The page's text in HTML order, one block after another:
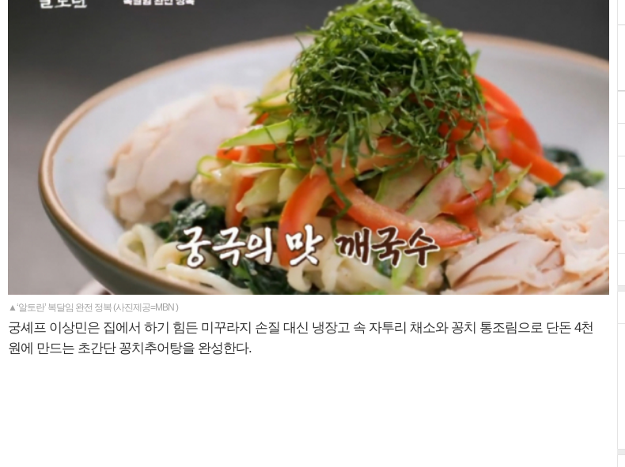
▲‘알토란’ 복달임 완전 정복 (사진제공=MBN )
궁셰프 이상민은 집에서 하기 힘든 미꾸라지 손질 대신 냉장고 속 자투리 채소와 꽁치 통조림으로 단돈 4천
원에 만드는 초간단 꽁치추어탕을 완성한다.